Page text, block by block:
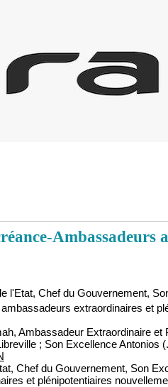
Ambassadeurs
l'Etat, Chef du Gouvernement,
extraordinaires et
Ambassadeur Extraordinaire
; Son Excellence Antonios
Chef du Gouvernement, Son
et plénipotentiaires